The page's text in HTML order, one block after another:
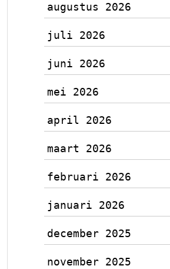
augustus 2026
juli 2026
juni 2026
mei 2026
april 2026
maart 2026
februari 2026
januari 2026
december 2025
november 2025